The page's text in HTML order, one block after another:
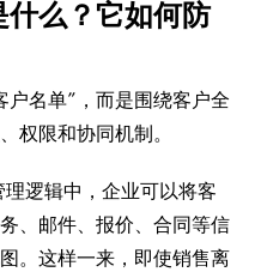
么？它如何防
户名单”，而是围绕客户全
权限和协同机制。
逻辑中，企业可以将客
、邮件、报价、合同等信
。这样一来，即使销售离